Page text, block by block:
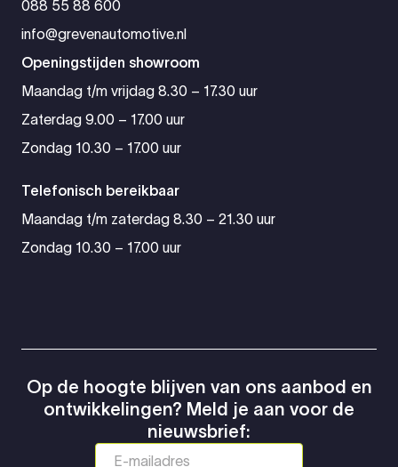
088 55 88 600
info@grevenautomotive.nl
Openingstijden showroom
Maandag t/m vrijdag 8.30 – 17.30 uur
Zaterdag 9.00 – 17.00 uur
Zondag 10.30 – 17.00 uur
Telefonisch bereikbaar
Maandag t/m zaterdag 8.30 – 21.30 uur
Zondag 10.30 – 17.00 uur
Op de hoogte blijven van ons aanbod en
ontwikkelingen? Meld je aan voor de
nieuwsbrief: